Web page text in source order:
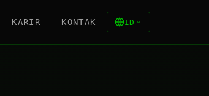
KARIR KONTAK ID